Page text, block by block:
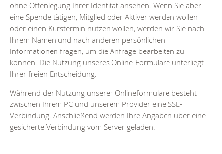
ohne Offenlegung Ihrer Identität ansehen. Wenn Sie aber
eine Spende tätigen, Mitglied oder Aktiver werden wollen
oder einen Kurstermin nutzen wollen, werden wir Sie nach
Ihrem Namen und nach anderen persönlichen
Informationen fragen, um die Anfrage bearbeiten zu
können. Die Nutzung unseres Online-Formulare unterliegt
Ihrer freien Entscheidung.
Während der Nutzung unserer Onlineformulare besteht
zwischen Ihrem PC und unserem Provider eine SSL-
Verbindung. Anschließend werden Ihre Angaben über eine
gesicherte Verbindung vom Server geladen.